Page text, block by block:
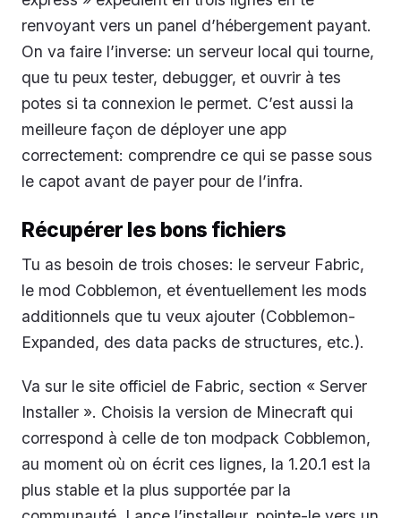
renvoyant vers un panel d’hébergement payant.
On va faire l’inverse: un serveur local qui tourne,
que tu peux tester, debugger, et ouvrir à tes
potes si ta connexion le permet. C’est aussi la
meilleure façon de déployer une app
correctement: comprendre ce qui se passe sous
le capot avant de payer pour de l’infra.
Récupérer les bons fichiers
Tu as besoin de trois choses: le serveur Fabric,
le mod Cobblemon, et éventuellement les mods
additionnels que tu veux ajouter (Cobblemon-
Expanded, des data packs de structures, etc.).
Va sur le site officiel de Fabric, section « Server
Installer ». Choisis la version de Minecraft qui
correspond à celle de ton modpack Cobblemon,
au moment où on écrit ces lignes, la 1.20.1 est la
plus stable et la plus supportée par la